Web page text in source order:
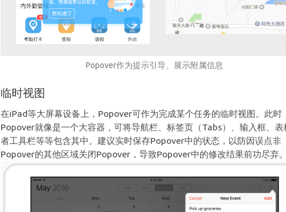
Popover作为提示引导、展示附属信息
临时视图
在iPad等大屏幕设备上，Popover可作为完成某个任务的临时视图。此时
Popover就像是一个大容器，可将导航栏、标签页（Tabs）、输入框、表
者工具栏等等包含其中。建议实时保存Popover中的状态，以防因误点非
Popover的其他区域关闭Popover，导致Popover中的修改结果前功尽弃